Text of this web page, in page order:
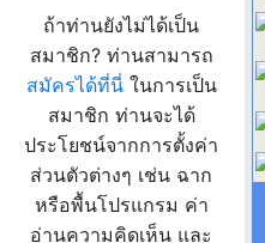
ถ้าท่านยังไม่ได้เป็น
สมาชิก? ท่านสามารถ
สมัครได้ที่นี่ในการเป็น
สมาชิก ท่านจะได้
ประโยชน์จากการตั้งค่า
ส่วนตัวต่างๆ เช่น ฉาก
หรือพื้นโปรแกรม ค่า
อ่านความคิดเห็น และ